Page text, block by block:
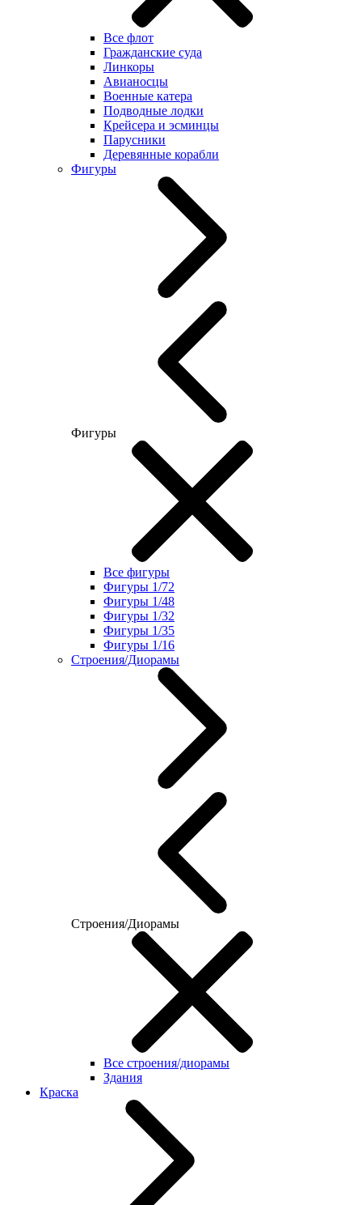
Все флот
Гражданские суда
Линкоры
Авианосцы
Военные катера
Подводные лодки
Крейсера и эсминцы
Парусники
Деревянные корабли
Фигуры
Фигуры
Все фигуры
Фигуры 1/72
Фигуры 1/48
Фигуры 1/32
Фигуры 1/35
Фигуры 1/16
Строения/Диорамы
Строения/Диорамы
Все строения/диорамы
Здания
Краска